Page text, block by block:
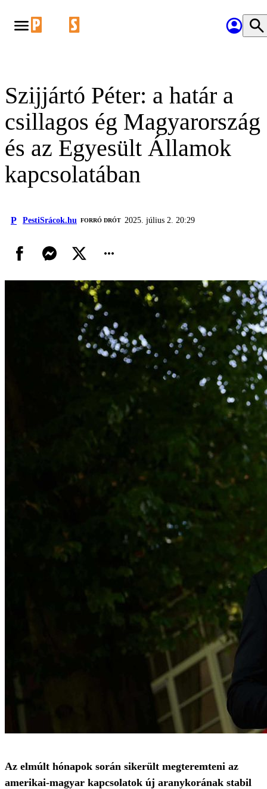
Szijjártó Péter: a határ a
csillagos ég Magyarország
és az Egyesült Államok
kapcsolatában
P PestiSrácok.hu FORRÓ DRÓT 2025. július 2. 20:29
Az elmúlt hónapok során sikerült megteremteni az
amerikai-magyar kapcsolatok új aranykorának stabil